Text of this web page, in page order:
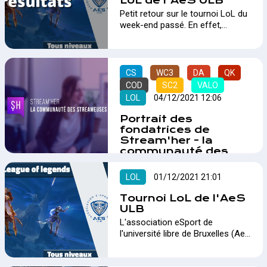
Petit retour sur le tournoi LoL du
week-end passé. En effet,
Legends. Vous retrouverez ici les
vainqueurs, un rappel sur les prix,
combien de team étaient
présentent, etc.…
CS WC3 DA
QK
COD
SC2
VALO
LOL
04/12/2021 12:06
Portrait des
fondatrices de
Stream'her - la
communauté des
francophones !
Fondée par Chloé en 2019 et
rejoint par Ilaria au mois de mai
2021, cette communauté
exclusivement féminine veut
offrir une vitrine aux
LOL 01/12/2021 21:01
Tournoi LoL de l'AeS
ULB
L'association eSport de
l'université libre de Bruxelles (AeS